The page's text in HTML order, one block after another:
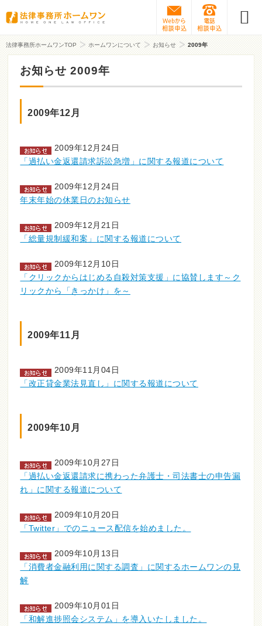
Webから相談予約
法律事務所ホームワンTOP ホームワンについて お知らせ 2009年
お知らせ 2009年
2009年12月
2009年12月24日
「過払い金返還請求訴訟急増」に関する報道について
2009年12月24日
年末年始の休業日のお知らせ
2009年12月21日
「総量規制緩和案」に関する報道について
2009年12月10日
「クリックからはじめる自殺対策支援」に協賛します～ク
リックから「きっかけ」を～
2009年11月
2009年11月04日
「改正貸金業法見直し」に関する報道について
2009年10月
2009年10月27日
「過払い金返還請求に携わった弁護士・司法書士の申告漏
れ」に関する報道について
2009年10月20日
「Twitter」でのニュース配信を始めました。
2009年10月13日
「消費者金融利用に関する調査」に関するホームワンの見
解
2009年10月01日
「和解進捗照会システム」を導入いたしました。